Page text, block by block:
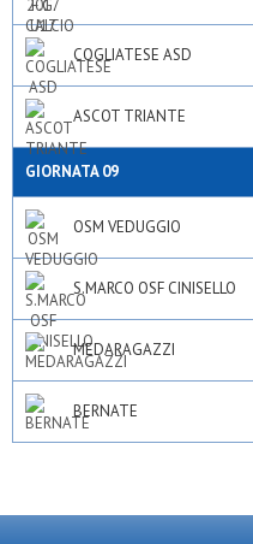
COGLIATESE ASD
ASCOT TRIANTE
GIORNATA 09
OSM VEDUGGIO
S.MARCO OSF CINISELLO
MEDARAGAZZI
BERNATE